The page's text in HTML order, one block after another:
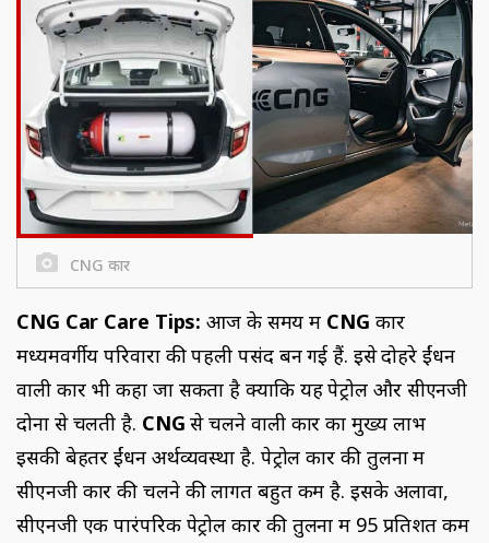
CNG कार
CNG Car Care Tips: आज के समय में CNG कारें
मध्यमवर्गीय परिवारों की पहली पसंद बन गई हैं. इसे दोहरे ईंधन
वाली कार भी कहा जा सकता है क्योंकि यह पेट्रोल और सीएनजी
दोनों से चलती है. CNG से चलने वाली कार का मुख्य लाभ
इसकी बेहतर ईंधन अर्थव्यवस्था है. पेट्रोल कार की तुलना में
सीएनजी कार की चलने की लागत बहुत कम है. इसके अलावा,
सीएनजी एक पारंपरिक पेट्रोल कार की तुलना में 95 प्रतिशत कम